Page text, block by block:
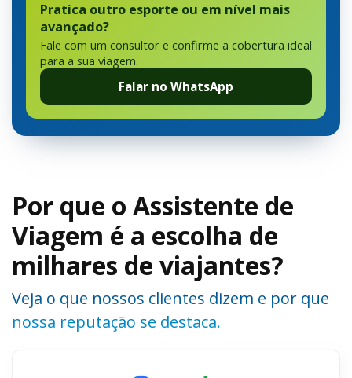
Pratica outro esporte ou em nível mais
avançado?
Fale com um consultor e confirme a cobertura ideal
para a sua viagem.
Falar no WhatsApp
Por que o Assistente de
Viagem é a escolha de
milhares de viajantes?
Veja o que nossos clientes dizem e por que
nossa reputação se destaca.